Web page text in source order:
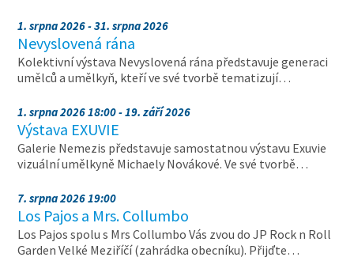
1. srpna 2026 - 31. srpna 2026
Nevyslovená rána
Kolektivní výstava Nevyslovená rána představuje generaci
umělců a umělkyň, kteří ve své tvorbě tematizují…
1. srpna 2026 18:00 - 19. září 2026
Výstava EXUVIE
Galerie Nemezis představuje samostatnou výstavu Exuvie
vizuální umělkyně Michaely Novákové. Ve své tvorbě…
7. srpna 2026 19:00
Los Pajos a Mrs. Collumbo
Los Pajos spolu s Mrs Collumbo Vás zvou do JP Rock n Roll
Garden Velké Meziříčí (zahrádka obecníku). Přijďte…